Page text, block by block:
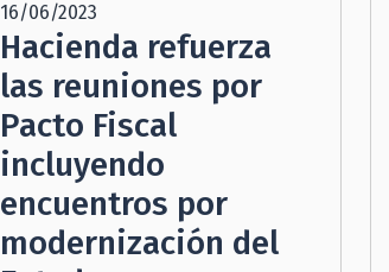
16/06/2023
Hacienda refuerza
las reuniones por
Pacto Fiscal
incluyendo
encuentros por
modernización del